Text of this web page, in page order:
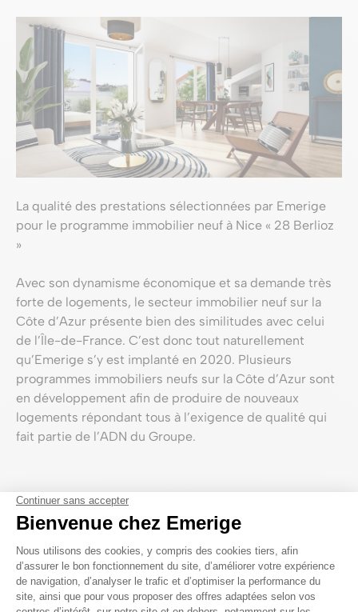
La qualité des prestations sélectionnées par Emerige
pour le programme immobilier neuf à Nice « 28 Berlioz
»
Avec son dynamisme économique et sa demande très
forte de logements, le secteur immobilier neuf sur la
Côte d’Azur présente bien des similitudes avec celui
de l’Île-de-France. C’est donc tout naturellement
qu’Emerige s’y est implanté en 2020. Plusieurs
programmes immobiliers neufs sur la Côte d’Azur sont
en développement afin de produire de nouveaux
logements répondant tous à l’exigence de qualité qui
fait partie de l’ADN du Groupe.
< Article précédent
Voir tous les articles
Article suivant >